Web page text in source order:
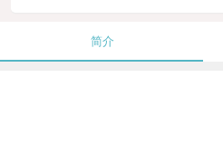
简介